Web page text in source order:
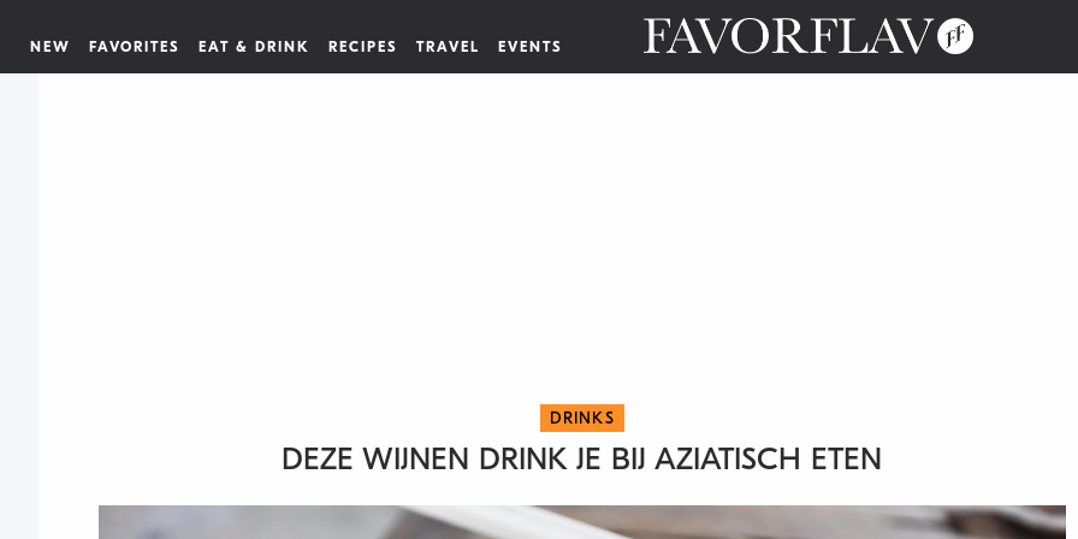
NEW FAVORITES EAT & DRINK RECIPES TRAVEL EVENTS
DRINKS
DEZE WIJNEN DRINK JE BIJ AZIATISCH ETEN